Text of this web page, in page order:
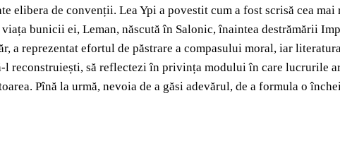
elibera de convenții. Lea Ypi a povestit cum a fost scrisă cea mai
bunicii ei, Leman, născută în Salonic, înaintea destrămării
a reprezentat efortul de păstrare a compasului moral, iar
reconstruiești, să reflectezi în privința modului în care lucrurile
Pînă la urmă, nevoia de a găsi adevărul, de a formula o